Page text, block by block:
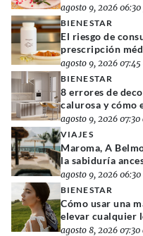
agosto 9, 2026 06:30
BIENESTAR
El riesgo de
prescripción
agosto 9, 2026 07:45
BIENESTAR
8 errores de
calurosa y cómo
agosto 9, 2026 07:30
VIAJES
Maroma, A
la sabiduría
agosto 9, 2026 06:30
BIENESTAR
Cómo usar una
elevar cualquier
agosto 8, 2026 07:30